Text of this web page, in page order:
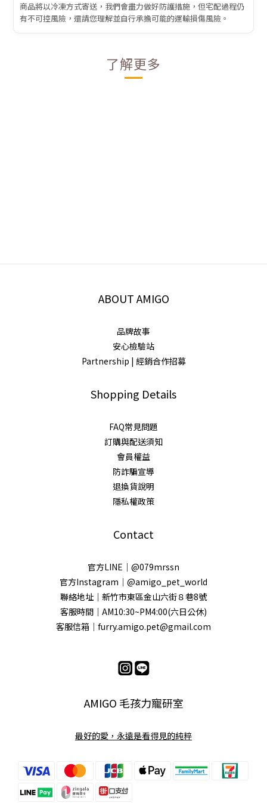
商品將以冷凍方式寄送，我們會盡力做好防護措施，但宅配過程仍
有不可控風險，還請您理解並自行承擔可能的運輸損傷風險。
了解更多
ABOUT AMIGO
品牌故事
安心檢驗站
Partnership | 經銷合作招募
Shopping Details
FAQ常見問題
訂購與配送須知
會員權益
防詐騙宣導
退換貨說明
隱私權政策
Contact
官方LINE｜@079mrssn
官方Instagram｜@amigo_pet_world
聯絡地址｜新竹市東區金山六街８巷8號
客服時間｜AM10:30~PM4:00(六日公休)
客服信箱｜furry.amigo.pet@gmail.com
AMIGO 毛孩力寵研室
最好的愛，永遠是看得見的純粹